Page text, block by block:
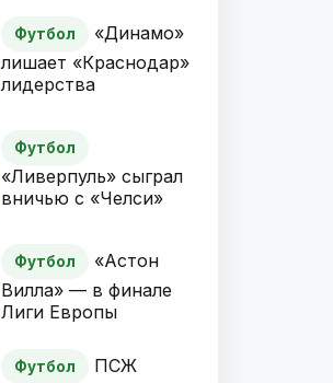
Футбол
«Динамо»
лишает «Краснодар»
лидерства
Футбол
«Ливерпуль» сыграл
вничью с «Челси»
Футбол
«Астон
Вилла» — в финале
Лиги Европы
Футбол
ПСЖ